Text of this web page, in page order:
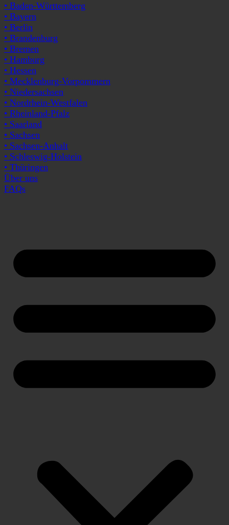
• Baden-Württemberg
• Bayern
• Berlin
• Brandenburg
• Bremen
• Hamburg
• Hessen
• Mecklenburg-Vorpommern
• Niedersachsen
• Nordrhein-Westfalen
• Rheinland-Pfalz
• Saarland
• Sachsen
• Sachsen-Anhalt
• Schleswig-Holstein
• Thüringen
Über uns
FAQs